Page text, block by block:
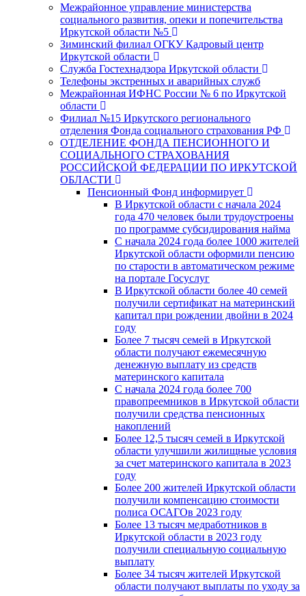
Межрайонное управление министерства
социального развития, опеки и попечительства
Иркутской области №5
Зиминский филиал ОГКУ Кадровый центр
Иркутской области
Служба Гостехнадзора Иркутской области
Телефоны экстренных и аварийных служб
Межрайонная ИФНС России № 6 по Иркутской
области
Филиал №15 Иркутского регионального
отделения Фонда социального страхования РФ
ОТДЕЛЕНИЕ ФОНДА ПЕНСИОННОГО И
СОЦИАЛЬНОГО СТРАХОВАНИЯ
РОССИЙСКОЙ ФЕДЕРАЦИИ ПО ИРКУТСКОЙ
ОБЛАСТИ
Пенсионный Фонд информирует
В Иркутской области с начала 2024
года 470 человек были трудоустроены
по программе субсидирования найма
С начала 2024 года более 1000 жителей
Иркутской области оформили пенсию
по старости в автоматическом режиме
на портале Госуслуг
В Иркутской области более 40 семей
получили сертификат на материнский
капитал при рождении двойни в 2024
году
Более 7 тысяч семей в Иркутской
области получают ежемесячную
денежную выплату из средств
материнского капитала
С начала 2024 года более 700
правопреемников в Иркутской области
получили средства пенсионных
накоплений
Более 12,5 тысяч семей в Иркутской
области улучшили жилищные условия
за счет материнского капитала в 2023
году
Более 200 жителей Иркутской области
получили компенсацию стоимости
полиса ОСАГОв 2023 году
Более 13 тысяч медработников в
Иркутской области в 2023 году
получили специальную социальную
выплату
Более 34 тысяч жителей Иркутской
области получают выплаты по уходу за